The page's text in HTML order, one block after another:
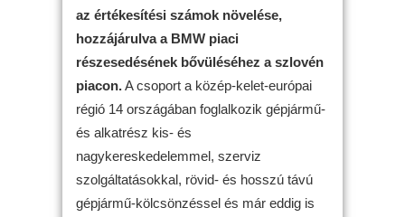
az értékesítési számok növelése,
hozzájárulva a BMW piaci
részesedésének bővüléséhez a szlovén
piacon.A csoport a közép-kelet-európai
régió 14 országában foglalkozik gépjármű-
és alkatrész kis- és
nagykereskedelemmel, szerviz
szolgáltatásokkal, rövid- és hosszú távú
gépjármű-kölcsönzéssel és már eddig is